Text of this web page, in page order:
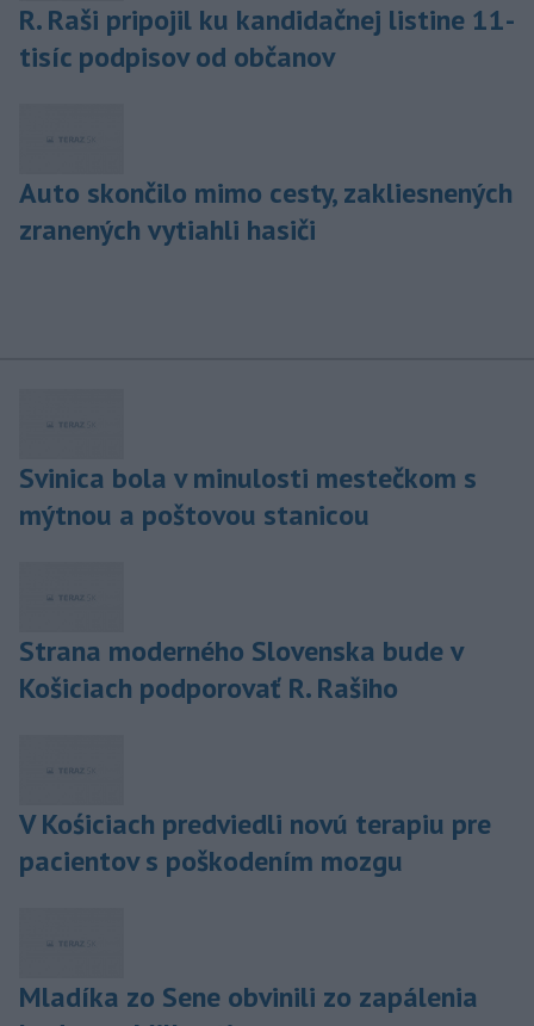
R. Raši pripojil ku kandidačnej listine 11-
tisíc podpisov od občanov
Auto skončilo mimo cesty, zakliesnených
zranených vytiahli hasiči
Svinica bola v minulosti mestečkom s
mýtnou a poštovou stanicou
Strana moderného Slovenska bude v
Košiciach podporovať R. Rašiho
V Kośiciach predviedli novú terapiu pre
pacientov s poškodením mozgu
Mladíka zo Sene obvinili zo zapálenia